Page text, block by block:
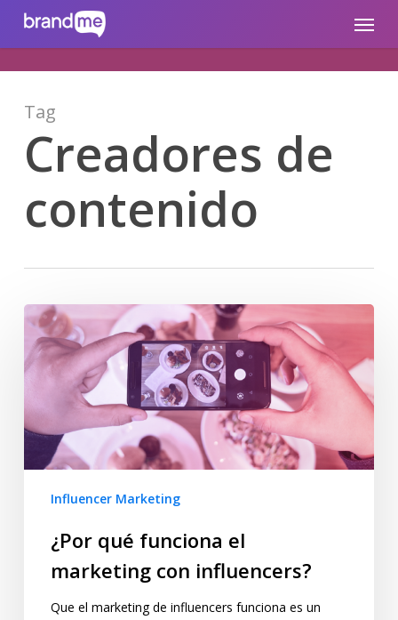
brandme.la Menu
Tag
Creadores de
contenido
Influencer Marketing
¿Por qué funciona el
marketing con influencers?
Que el marketing de influencers funciona es un